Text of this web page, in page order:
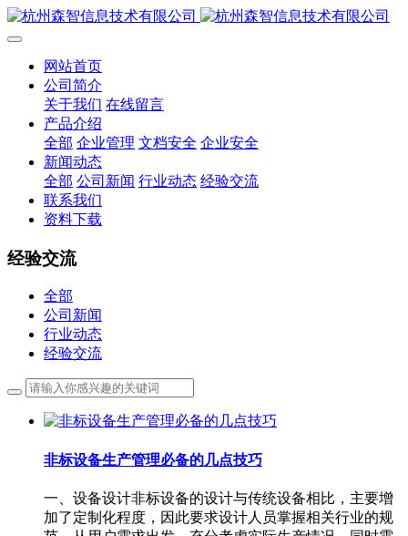
网站首页
公司简介
关于我们 在线留言
产品介绍
全部 企业管理 文档安全 企业安全
新闻动态
全部 公司新闻 行业动态 经验交流
联系我们
资料下载
经验交流
全部
公司新闻
行业动态
经验交流
非标设备生产管理必备的几点技巧
一、设备设计非标设备的设计与传统设备相比，主要增
加了定制化程度，因此要求设计人员掌握相关行业的规